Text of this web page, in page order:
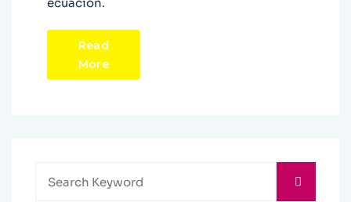
ecuación.
Read
More